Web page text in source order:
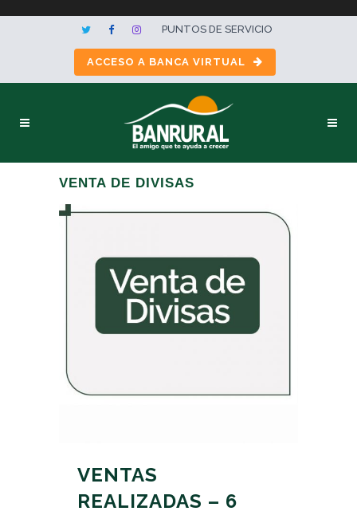
PUNTOS DE SERVICIO
ACCESO A BANCA VIRTUAL
VENTA DE DIVISAS
VENTAS
REALIZADAS – 6